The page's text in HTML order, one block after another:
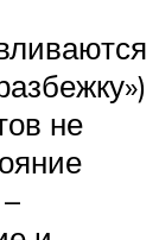
не